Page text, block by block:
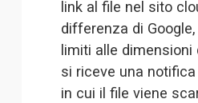
link al file nel sito
differenza di
limiti alle
si riceve una
in cui il file viene